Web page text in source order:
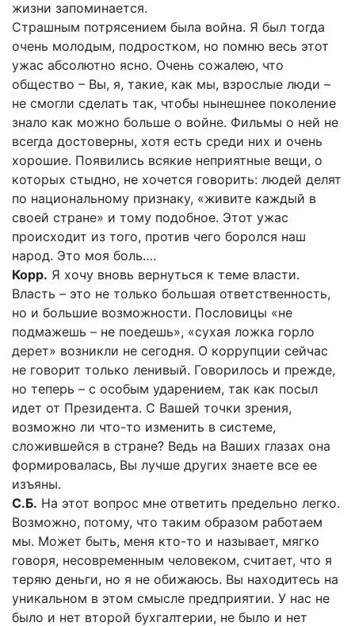
жизни запоминается.
Страшным потрясением была война. Я был тогда
очень молодым, подростком, но помню весь этот
ужас абсолютно ясно. Очень сожалею, что
общество – Вы, я, такие, как мы, взрослые люди –
не смогли сделать так, чтобы нынешнее поколение
знало как можно больше о войне. Фильмы о ней не
всегда достоверны, хотя есть среди них и очень
хорошие. Появились всякие неприятные вещи, о
которых стыдно, не хочется говорить: людей делят
по национальному признаку, «живите каждый в
своей стране» и тому подобное. Этот ужас
происходит из того, против чего боролся наш
народ. Это моя боль….
Корр. Я хочу вновь вернуться к теме власти.
Власть – это не только большая ответственность,
но и большие возможности. Пословицы «не
подмажешь – не поедешь», «сухая ложка горло
дерет» возникли не сегодня. О коррупции сейчас
не говорит только ленивый. Говорилось и прежде,
но теперь – с особым ударением, так как посыл
идет от Президента. С Вашей точки зрения,
возможно ли что-то изменить в системе,
сложившейся в стране? Ведь на Ваших глазах она
формировалась, Вы лучше других знаете все ее
изъяны.
С.Б. На этот вопрос мне ответить предельно легко.
Возможно, потому, что таким образом работаем
мы. Может быть, меня кто-то и называет, мягко
говоря, несовременным человеком, считает, что я
теряю деньги, но я не обижаюсь. Вы находитесь на
уникальном в этом смысле предприятии. У нас не
было и нет второй бухгалтерии, не было и нет